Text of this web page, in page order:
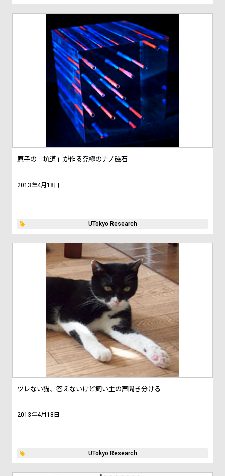
原子の「坑道」が作る究極のナノ磁石
2013年4月18日
UTokyo Research
ツレない猫、答えないけど飼い主の声聞き分ける
2013年4月18日
UTokyo Research